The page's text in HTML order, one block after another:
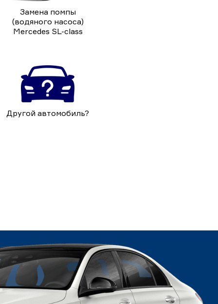
Замена помпы
(водяного насоса)
Mercedes SL-class
Другой автомобиль?